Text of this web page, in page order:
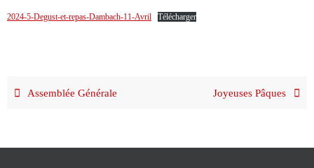
2024-5-Degust-et-repas-Dambach-11-Avril Télécharger
Assemblée Générale Joyeuses Pâques